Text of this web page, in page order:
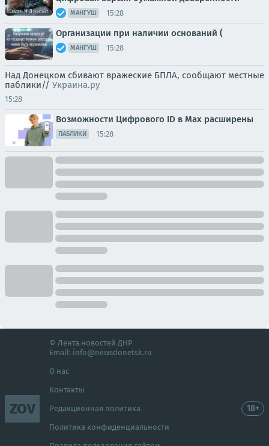
МАНГУШ 15:28
Организации при наличии оснований (
МАНГУШ 15:28
Над Донецком сбивают вражеские БПЛА, сообщают местные
паблики// Украина.ру
15:28
Возможности Цифрового ID в Мах расширены
ПАБЛИКИ 15:28
ZOV
© Лента новостей ДНР
Email: info@newsdonetsk.ru
О нас
Контакты
Редакционная политика
Политика конфиденциальности
18+